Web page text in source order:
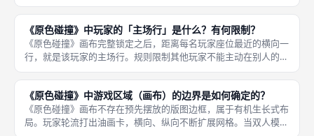
布两行，中间没有重叠；四人模式相邻玩家的计分区会互相重叠，
重叠区域的卡牌会同时被多名玩家纳入计分判定。 所有作业卡、
教授卡、
《原色碰撞》中玩家的「主场行」是什么？有何限制？
《原色碰撞》画布完整锁定之后，距离每名玩家座位最近的横向一
行，就是该玩家的主场行。规则限制其他玩家不能主动在别人的主
场行打出油画卡；只有当画布其余所有空位全部被填满，没有其他
位置可以出牌时，才允许在他人主场行放置卡牌。 主场行紧邻玩
家的计分
《原色碰撞》中游戏区域（画布）的边界是如何确定的？
《原色碰撞》画布不存在预先摆放的版图边框，属于有机生长式布
局。玩家轮流打出油画卡，横向、纵向不断扩展网格。当双人模式